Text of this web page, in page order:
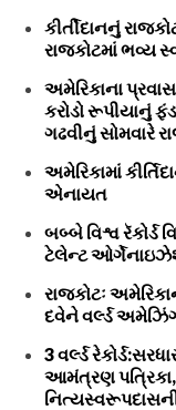
કીર્તીદાનનું
રાજકોટમાં ભવ્ય
અમેરિકાના
કરોડો રૂપીયાનું
ગઢવીનું સોમવારે
અમેરિકામાં
એનાયત
બબ્બે વિશ્વ રૅકોર્ડ
ટેલેન્ટ
રાજકોટઃ
દવેને વર્લ્ડ
3 વર્લ્ડ
આમંત્રણ પત્રિકા,
નિત્યસ્વરૂપદાસની